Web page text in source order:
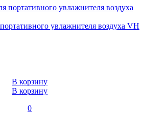
увлажнителя воздуха VH
В корзину
В корзину
0